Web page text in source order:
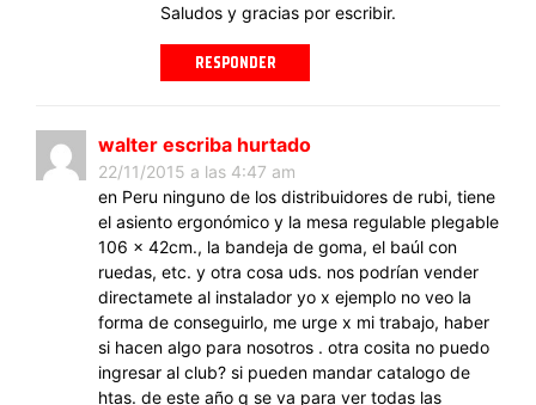
Saludos y gracias por escribir.
RESPONDER
walter escriba hurtado
22/11/2015 a las 4:47 am
en Peru ninguno de los distribuidores de rubi, tiene
el asiento ergonómico y la mesa regulable plegable
106 x 42cm., la bandeja de goma, el baúl con
ruedas, etc. y otra cosa uds. nos podrían vender
directamete al instalador yo x ejemplo no veo la
forma de conseguirlo, me urge x mi trabajo, haber
si hacen algo para nosotros . otra cosita no puedo
ingresar al club? si pueden mandar catalogo de
htas. de este año q se va para ver todas las